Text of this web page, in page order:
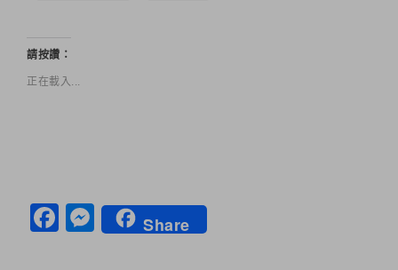
請按讚：
正在載入...
Facebook
Messenger
Share